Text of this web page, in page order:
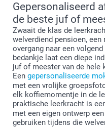
Gepersonaliseerd
de beste juf of
Zwaait de klas de
welverdiend pensioen,
overgang naar een
bedankje laat een diepe
juf of meester van de hele
Een gepersonaliseerde
met een vrolijke
elk koffiemomentje in de
praktische leerkracht is
met een eigen ontwerp
gebruiken tijdens die